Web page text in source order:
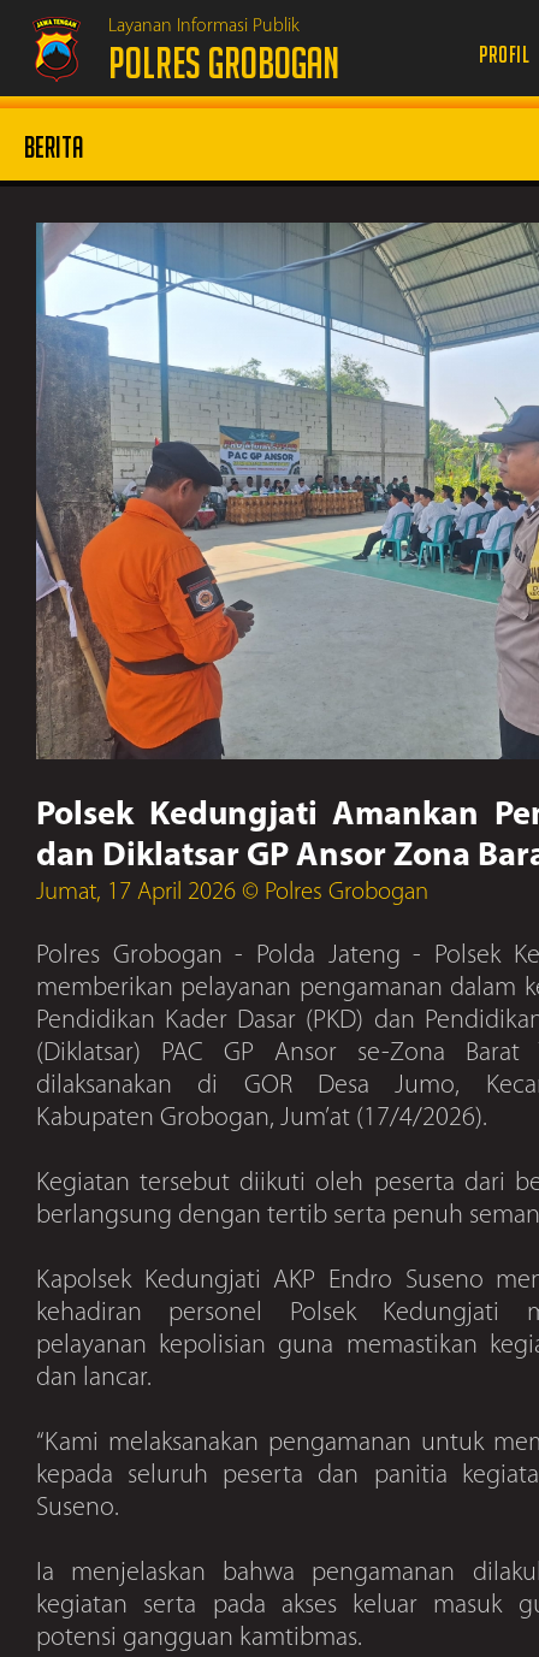
Layanan Informasi Publik
POLRES GROBOGAN Profil
Berita
Polsek Kedungjati Amankan
dan Diklatsar GP Ansor Zona
Jumat, 17 April 2026 © Polres Grobogan
Polres Grobogan - Polda Jateng - Polsek
memberikan pelayanan pengamanan dalam
Pendidikan Kader Dasar (PKD) dan
(Diklatsar) PAC GP Ansor se-Zona
dilaksanakan di GOR Desa Jumo,
Kabupaten Grobogan, Jum’at (17/4/2026).
Kegiatan tersebut diikuti oleh peserta dari
berlangsung dengan tertib serta penuh
Kapolsek Kedungjati AKP Endro Suseno
kehadiran personel Polsek Kedungjati
pelayanan kepolisian guna memastikan
dan lancar.
“Kami melaksanakan pengamanan untuk
kepada seluruh peserta dan panitia
Suseno.
Ia menjelaskan bahwa pengamanan
kegiatan serta pada akses keluar masuk
potensi gangguan kamtibmas.